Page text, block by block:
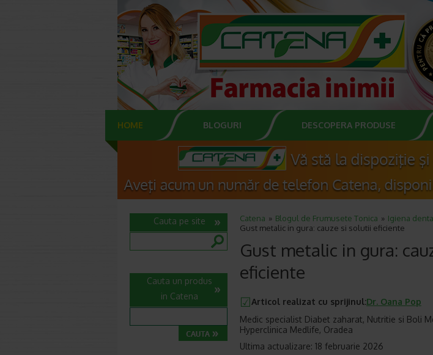
HOME BLOGURI DESCOPERA PRODUSE
Catena Blogul de Frumusete Tonica
Igiena
Gust metalic in gura: cauze si solutii eficiente
Gust metalic in gura:
eficiente
Articol realizat cu sprijinul:Dr. Oana Pop
Medic specialist Diabet zaharat, Nutritie si Boli
Hyperclinica Medlife, Oradea
Ultima actualizare: 18 februarie 2026
Cauta pe site
Cauta un produs
in Catena